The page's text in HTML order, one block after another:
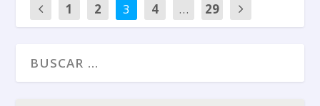
1 2 3 4 … 29